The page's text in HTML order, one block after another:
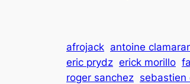
afrojack antoine
eric prydz erick morillo
roger sanchez sebastien